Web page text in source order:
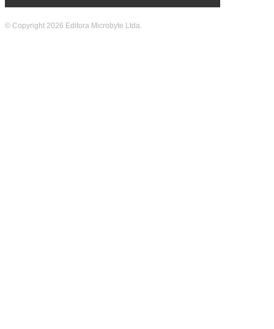
© Copyright 2026 Editora Microbyte Ltda.